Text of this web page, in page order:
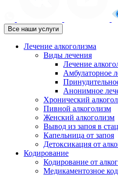
Все наши услуги
Лечение алкоголизма
Виды лечения
Лечение
Амбулаторное
Анонимное
Хронический
Пивной алкоголизм
Женский алкоголизм
Вывод из запоя в
Капельница от запоя
Детоксикация от
Кодирование
Кодирование от
Медикаментозное